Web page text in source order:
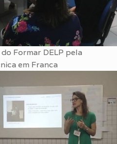
Formar DELP pela
em Franca